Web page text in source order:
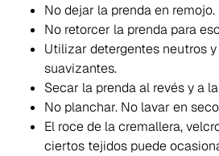
No dejar la prenda en remojo.
No retorcer la prenda para
Utilizar detergentes neutros
suavizantes.
Secar la prenda al revés y a
No planchar. No lavar en
El roce de la cremallera,
ciertos tejidos puede